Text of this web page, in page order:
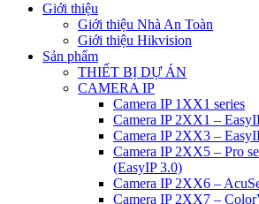
Giới thiệu
Giới thiệu Nhà An Toàn
Giới thiệu Hikvision
Sản phẩm
THIẾT BỊ DỰ ÁN
CAMERA IP
Camera IP 1XX1 series
Camera IP 2XX1 –
Camera IP 2XX3 –
Camera IP 2XX5 – Pro
(EasyIP 3.0)
Camera IP 2XX6 –
Camera IP 2XX7 –